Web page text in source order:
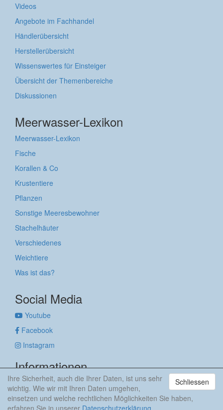
Videos
Angebote im Fachhandel
Händlerübersicht
Herstellerübersicht
Wissenswertes für Einsteiger
Übersicht der Themenbereiche
Diskussionen
Meerwasser-Lexikon
Meerwasser-Lexikon
Fische
Korallen & Co
Krustentiere
Pflanzen
Sonstige Meeresbewohner
Stachelhäuter
Verschiedenes
Weichtiere
Was ist das?
Social Media
Youtube
Facebook
Instagram
Informationen
Impressum
Datenschutzerklärung
Schliessen
Ihre Sicherheit, auch die Ihrer Daten, ist uns sehr
wichtig. Wie wir mit Ihren Daten umgehen,
einsetzen und welche rechtlichen Möglichkeiten Sie haben,
erfahren Sie in unserer Datenschutzerklärung